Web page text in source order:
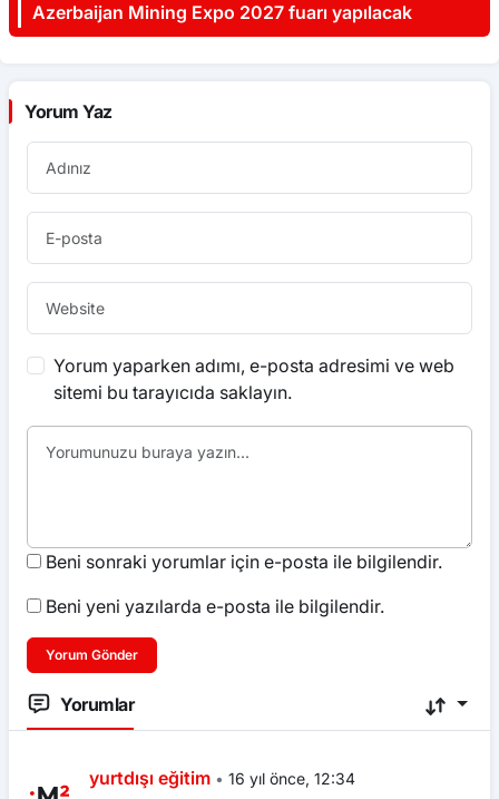
Azerbaijan Mining Expo 2027 fuarı yapılacak
Yorum Yaz
Yorum yaparken adımı, e-posta adresimi ve web
sitemi bu tarayıcıda saklayın.
Beni sonraki yorumlar için e-posta ile bilgilendir.
Beni yeni yazılarda e-posta ile bilgilendir.
Yorum Gönder
Yorumlar
yurtdışı eğitim • 16 yıl önce, 12:34